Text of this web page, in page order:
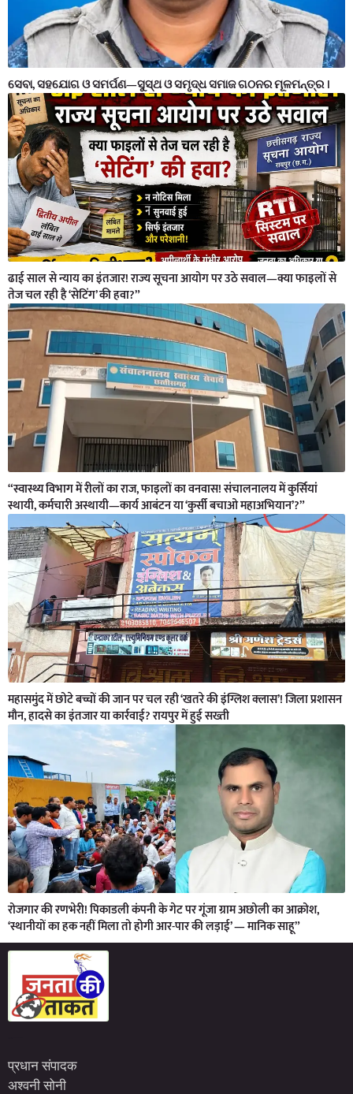
ସେବା, ସହଯୋଗ ଓ ସମର୍ପଣ—ସୁସ୍ଥ ଓ ସମୃଦ୍ଧ ସମାଜ ଗଠନର ମୂଳମନ୍ତ୍ର ।
ढाई साल से न्याय का इंतजार! राज्य सूचना आयोग पर उठे सवाल—क्या फाइलों से
तेज चल रही है ‘सेटिंग’ की हवा?”
“स्वास्थ्य विभाग में रीलों का राज, फाइलों का वनवास! संचालनालय में कुर्सियां
स्थायी, कर्मचारी अस्थायी—कार्य आबंटन या ‘कुर्सी बचाओ महाअभियान’?”
महासमुंद में छोटे बच्चों की जान पर चल रही ‘खतरे की इंग्लिश क्लास’! जिला प्रशासन
मौन, हादसे का इंतजार या कार्रवाई? रायपुर में हुई सख्ती
रोजगार की रणभेरी! पिकाडली कंपनी के गेट पर गूंजा ग्राम अछोली का आक्रोश,
‘स्थानीयों का हक नहीं मिला तो होगी आर-पार की लड़ाई’ — मानिक साहू”
प्रधान संपादक
अश्वनी सोनी